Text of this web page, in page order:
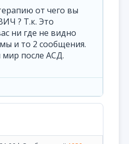
от чего вы
? Т.к. Это
ни где не видно
и то 2 сообщения.
мир после АСД.